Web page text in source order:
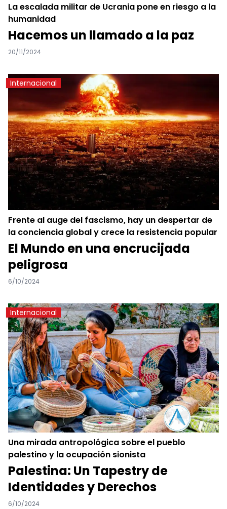
La escalada militar de Ucrania pone en riesgo a la
humanidad
Hacemos un llamado a la paz
20/11/2024
Internacional
Frente al auge del fascismo, hay un despertar de
la conciencia global y crece la resistencia popular
El Mundo en una encrucijada
peligrosa
6/10/2024
Internacional
Una mirada antropológica sobre el pueblo
palestino y la ocupación sionista
Palestina: Un Tapestry de
Identidades y Derechos
6/10/2024